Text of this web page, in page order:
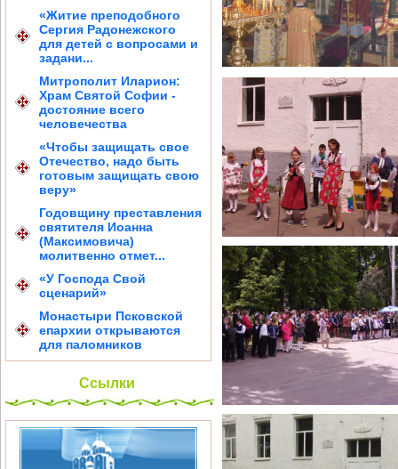
«Житие преподобного
Сергия Радонежского
для детей с вопросами и
задани...
Митрополит Иларион:
Храм Святой Софии -
достояние всего
человечества
«Чтобы защищать свое
Отечество, надо быть
готовым защищать свою
веру»
Годовщину преставления
святителя Иоанна
(Максимовича)
молитвенно отмет...
«У Господа Свой
сценарий»
Монастыри Псковской
епархии открываются
для паломников
Ссылки